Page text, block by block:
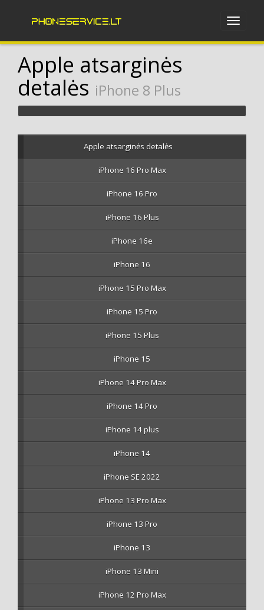
Apple atsarginės
detalės iPhone 8 Plus
Apple atsarginės detalės
iPhone 16 Pro Max
iPhone 16 Pro
iPhone 16 Plus
iPhone 16e
iPhone 16
iPhone 15 Pro Max
iPhone 15 Pro
iPhone 15 Plus
iPhone 15
iPhone 14 Pro Max
iPhone 14 Pro
iPhone 14 plus
iPhone 14
iPhone SE 2022
iPhone 13 Pro Max
iPhone 13 Pro
iPhone 13
iPhone 13 Mini
iPhone 12 Pro Max